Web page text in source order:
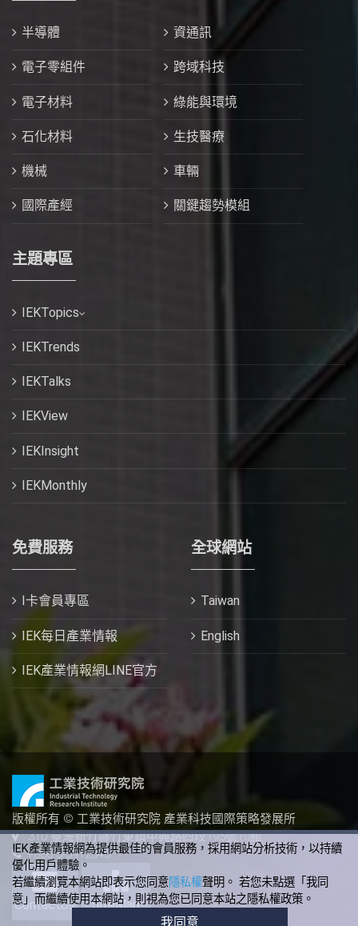
半導體 資通訊
電子零組件 跨域科技
電子材料 綠能與環境
石化材料 生技醫療
機械 車輛
國際產經 關鍵趨勢模組
主題專區
IEKTopics
IEKTrends
IEKTalks
IEKView
IEKInsight
IEKMonthly
免費服務
I卡會員專區
IEK每日產業情報
IEK產業情報網LINE官方
全球網站
Taiwan
English
版權所有 © 工業技術研究院 產業科技國際策略發展所
310 臺灣新竹縣竹東鎮中興路四段195號10館
+886-3-5912340
ContactUs SiteMap
IEK產業情報網為提供最佳的會員服務，採用網站分析技術，以持續
優化用戶體驗。
若繼續瀏覽本網站即表示您同意隱私權聲明。 若您未點選「我同
意」而繼續使用本網站，則視為您已同意本站之隱私權政策。
我同意